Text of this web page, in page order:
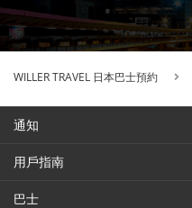
WILLER TRAVEL 日本巴士預約
通知
用戶指南
巴士